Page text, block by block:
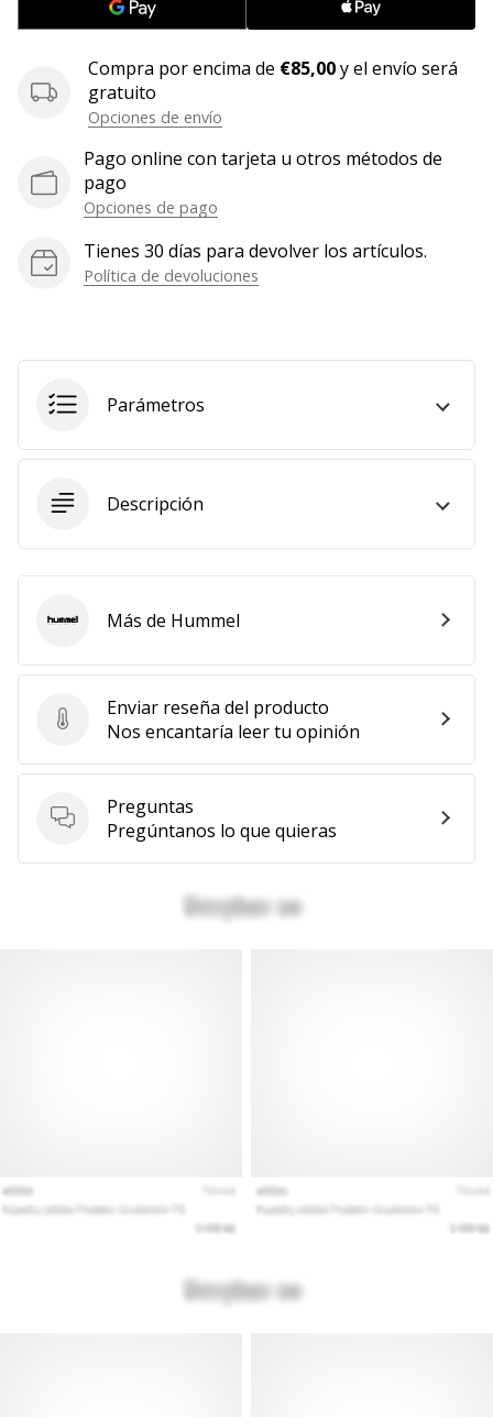
equipo!
Mostrar
todos
los
artículos
Compra por encima de €85,00y el envío será
gratuito
Opciones de envío
Pago online con tarjeta u otros métodos de
pago
Opciones de pago
Tienes 30 días para devolver los artículos.
Política de devoluciones
Parámetros
Descripción
Enviar reseña del producto
Enviar reseña del producto
Nos encantaría leer tu opinión
Preguntas
Preguntas
Pregúntanos lo que quieras
HummelMás de Hummel